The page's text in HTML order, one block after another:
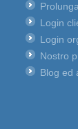
Login
Login
Nostro
Blog ed